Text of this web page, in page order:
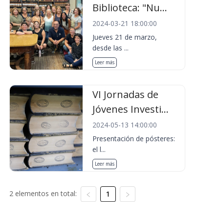
Biblioteca: "Nu...
2024-03-21 18:00:00
Jueves 21 de marzo,
desde las ...
Leer más
VI Jornadas de
Jóvenes Investi...
2024-05-13 14:00:00
Presentación de pósteres:
el l...
Leer más
2 elementos en total: 1